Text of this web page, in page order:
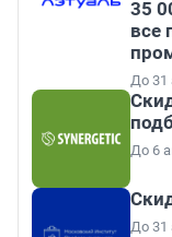
35
все
До 31
До 6
До 31